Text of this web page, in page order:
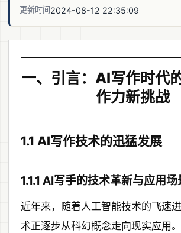
更新时间2024-08-12 22:35:09
一、引言：AI写作时代
作力新挑战
1.1 AI写作技术的迅猛发展
1.1.1 AI写手的技术革新与应用场
近年来，随着人工智能技术的飞速
术正逐步从科幻概念走向现实应用